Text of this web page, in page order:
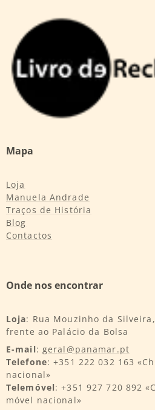
Mapa
Loja
Manuela Andrade
Traços de História
Blog
Contactos
Onde nos encontrar
Loja: Rua Mouzinho da
frente ao Palácio da Bolsa
E-mail: geral@panamar.pt
Telefone: +351 222 032 163
nacional»
Telemóvel: +351 927 720 892
móvel nacional»